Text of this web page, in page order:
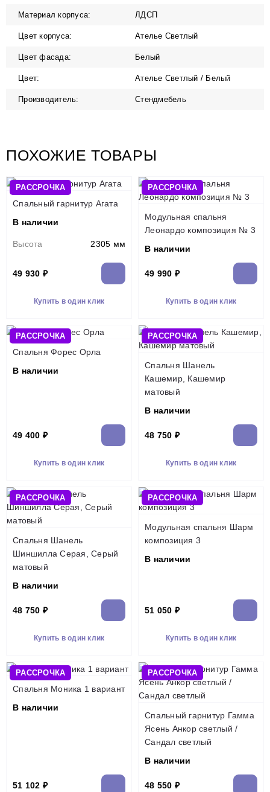
Материал корпуса: ЛДСП
Цвет корпуса: Ателье Светлый
Цвет фасада: Белый
Цвет: Ателье Светлый / Белый
Производитель: Стендмебель
ПОХОЖИЕ ТОВАРЫ
РАССРОЧКА
Спальный гарнитур Агата
В наличии
Высота 2305 мм
49 930 ₽
Купить в один клик
РАССРОЧКА
Модульная спальня
Леонардо композиция № 3
В наличии
49 990 ₽
Купить в один клик
РАССРОЧКА
Спальня Форес Орла
В наличии
49 400 ₽
Купить в один клик
РАССРОЧКА
Спальня Шанель
Кашемир, Кашемир
матовый
В наличии
48 750 ₽
Купить в один клик
РАССРОЧКА
Спальня Шанель
Шиншилла Серая, Серый
матовый
В наличии
48 750 ₽
Купить в один клик
РАССРОЧКА
Модульная спальня Шарм
композиция 3
В наличии
51 050 ₽
Купить в один клик
РАССРОЧКА
Спальня Моника 1 вариант
В наличии
51 102 ₽
РАССРОЧКА
Спальный гарнитур Гамма
Ясень Анкор светлый /
Сандал светлый
В наличии
48 550 ₽